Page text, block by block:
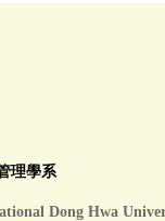
理學系
Dong Hwa